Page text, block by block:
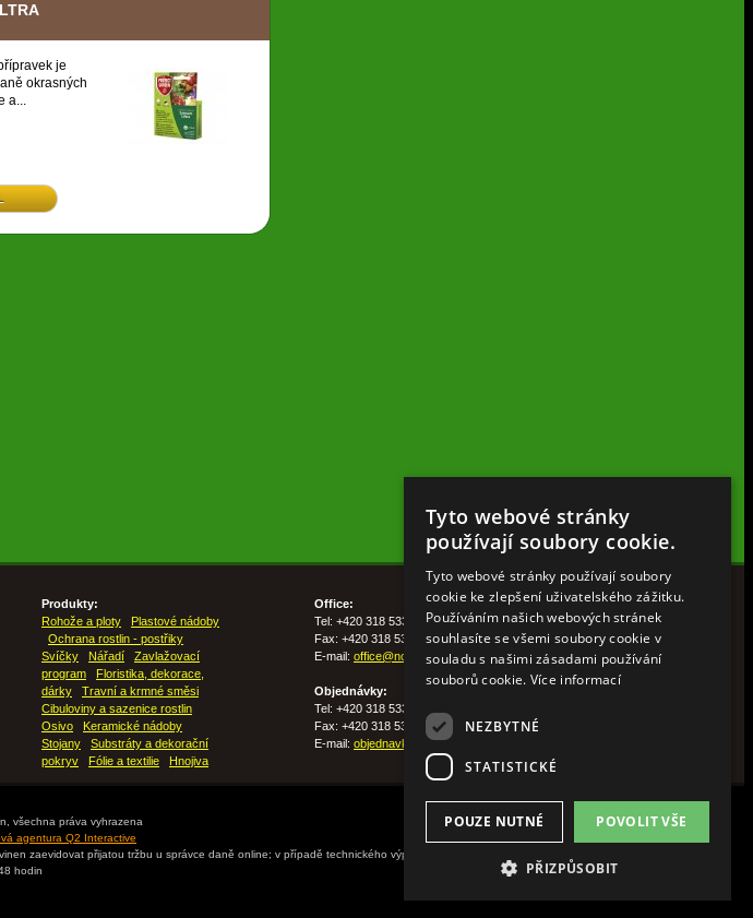
je
okrasných
a...
Produkty:
Rohože a ploty
Plastové nádoby
Ochrana rostlin - postřiky
Svíčky
Nářadí
Zavlažovací
program
Floristika, dekorace,
dárky
Travní a krmné směsi
Cibuloviny a sazenice rostlin
Osivo
Keramické nádoby
Stojany
Substráty a dekorační
pokryv
Fólie a textilie Hnojiva
Office:
Tel: +420 318 533 511
Fax: +420 318 533 513
E-mail: office@nohelgarden.cz
Objednávky:
Tel: +420 318 533 533
Fax: +420 318 533 538
E-mail: objednavky@nohelgarden.cz
všechna práva vyhrazena
agentura Q2 Interactive
zaevidovat přijatou tržbu u správce daně online; v případě technického výpadku pak nejpozději do
hodin
Tyto webové stránky
používají soubory cookie.
Tyto webové stránky používají soubory
cookie ke zlepšení uživatelského zážitku.
Používáním našich webových stránek
souhlasíte se všemi soubory cookie v
souladu s našimi zásadami používání
souborů cookie. Více informací
NEZBYTNÉ
STATISTICKÉ
POVOLIT VŠE
POUZE NUTNÉ
PŘIZPŮSOBIT